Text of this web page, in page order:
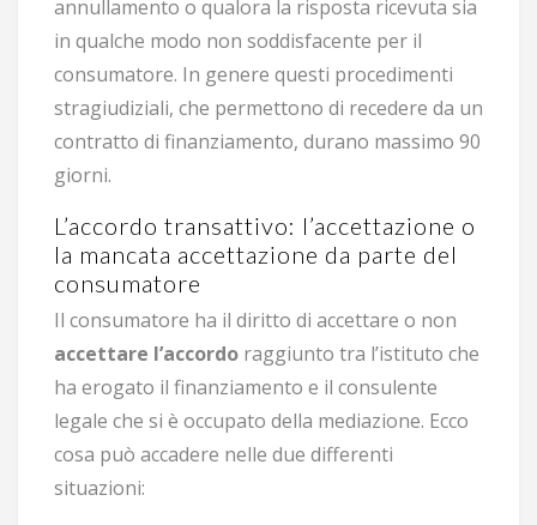
annullamento o qualora la risposta ricevuta sia
in qualche modo non soddisfacente per il
consumatore. In genere questi procedimenti
stragiudiziali, che permettono di recedere da un
contratto di finanziamento, durano massimo 90
giorni.
L’accordo transattivo: l’accettazione o
la mancata accettazione da parte del
consumatore
Il consumatore ha il diritto di accettare o non
accettare l’accordo raggiunto tra l’istituto che
ha erogato il finanziamento e il consulente
legale che si è occupato della mediazione. Ecco
cosa può accadere nelle due differenti
situazioni: